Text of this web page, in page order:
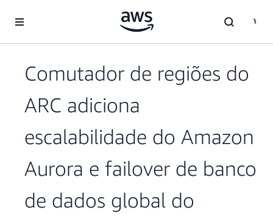
Pular para o conteúdo principal
Comutador de regiões do
ARC adiciona
escalabilidade do Amazon
Aurora e failover de banco
de dados global do